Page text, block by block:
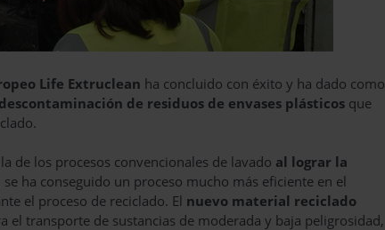
Life Extruclean ha concluido con éxito y ha dado como
descontaminación de residuos de envases plásticos que
de los procesos convencionales de lavado al lograr la
se ha conseguido un proceso mucho más eficiente en el
el proceso de reciclado. El nuevo material reciclado
el transporte de sustancias de moderada y baja peligrosidad,